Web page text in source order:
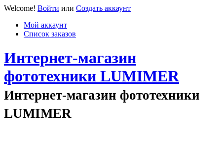
Welcome! Войти или Создать аккаунт
Мой аккаунт
Список заказов
Интернет-магазин
фототехники LUMIMER
Интернет-магазин фототехники
LUMIMER